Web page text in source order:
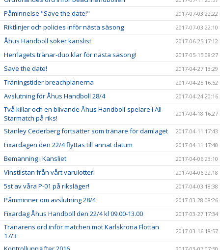
Påminnelse "Save the date!" 2017-07-03 22:22
Riktlinjer och policies inför nästa säsong 2017-07-03 22:10
Åhus Handboll söker kanslist 2017-06-25 17:12
Herrlagets tränar-duo klar för nästa säsong! 2017-05-15 08:27
Save the date! 2017-04-27 13:29
Träningstider breachplanerna 2017-04-25 16:52
Avslutning för Åhus Handboll 28/4 2017-04-24 20:16
Två killar och en blivande Åhus Handboll-spelare i All-
Starmatch på riks!
2017-04-18 16:27
Stanley Cederberg fortsätter som tränare för damlaget 2017-04-11 17:43
Fixardagen den 22/4 flyttas till annat datum 2017-04-11 17:40
Bemanning i Kansliet 2017-04-06 23:10
Vinstlistan från vårt varulotteri 2017-04-06 22:18
5st av våra P-01 på riksläger! 2017-04-03 18:38
Påmminner om avslutning 28/4 2017-03-28 08:26
Fixardag Åhus Handboll den 22/4 kl 09.00-13.00 2017-03-27 17:34
Tränarens ord inför matchen mot Karlskrona Flottan
17/3
2017-03-16 18:57